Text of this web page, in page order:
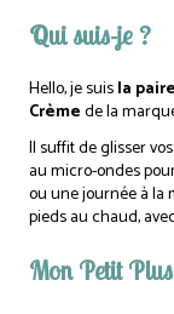
Qui suis-je ?
Hello, je suisla
Crèmede la
Il suffit de glisser
au micro-ondes
ou une journée à la
pieds au chaud,
Mon Petit